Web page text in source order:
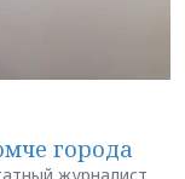
города